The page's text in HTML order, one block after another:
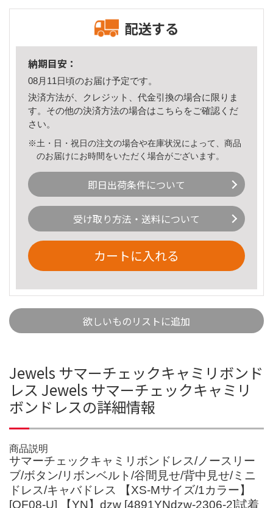
配送する
納期目安：
08月11日頃のお届け予定です。
決済方法が、クレジット、代金引換の場合に限りま
す。その他の決済方法の場合はこちら をご確認くだ
さい。
※土・日・祝日の注文の場合や在庫状況によって、商品
のお届けにお時間をいただく場合がございます。
即日出荷条件について
受け取り方法・送料について
カートに入れる
欲しいものリストに追加
Jewels サマーチェックキャミリボンド
レス Jewels サマーチェックキャミリ
ボンドレスの詳細情報
商品説明
サマーチェックキャミリボンドレス/ノースリー
ブ/ボタン/リボンベルト/谷間見せ/背中見せ/ミニ
ドレス/キャバドレス 【XS-Mサイズ/1カラー】
[OF08-U] 【YN】dzw [4891YNdzw-2306-2]試着